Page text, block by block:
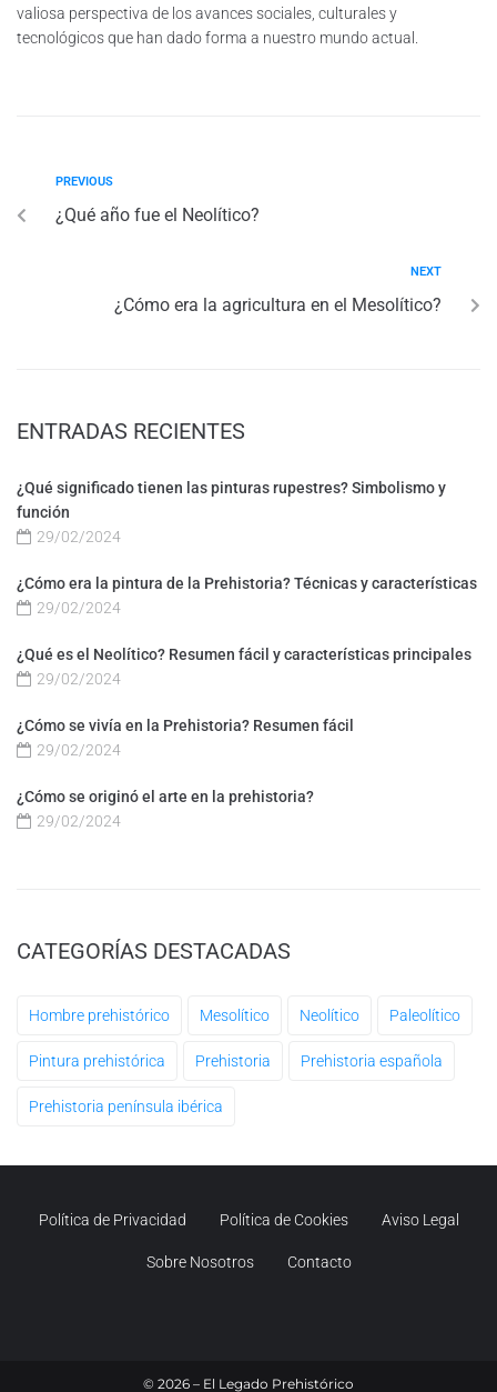
valiosa perspectiva de los avances sociales, culturales y
tecnológicos que han dado forma a nuestro mundo actual.
PREVIOUS
¿Qué año fue el Neolítico?
NEXT
¿Cómo era la agricultura en el Mesolítico?
ENTRADAS RECIENTES
¿Qué significado tienen las pinturas rupestres? Simbolismo y
función
29/02/2024
¿Cómo era la pintura de la Prehistoria? Técnicas y características
29/02/2024
¿Qué es el Neolítico? Resumen fácil y características principales
29/02/2024
¿Cómo se vivía en la Prehistoria? Resumen fácil
29/02/2024
¿Cómo se originó el arte en la prehistoria?
29/02/2024
CATEGORÍAS DESTACADAS
Hombre prehistórico Mesolítico Neolítico Paleolítico
Pintura prehistórica Prehistoria Prehistoria española
Prehistoria península ibérica
Política de Privacidad Política de Cookies Aviso Legal
Sobre Nosotros Contacto
© 2026 – El Legado Prehistórico